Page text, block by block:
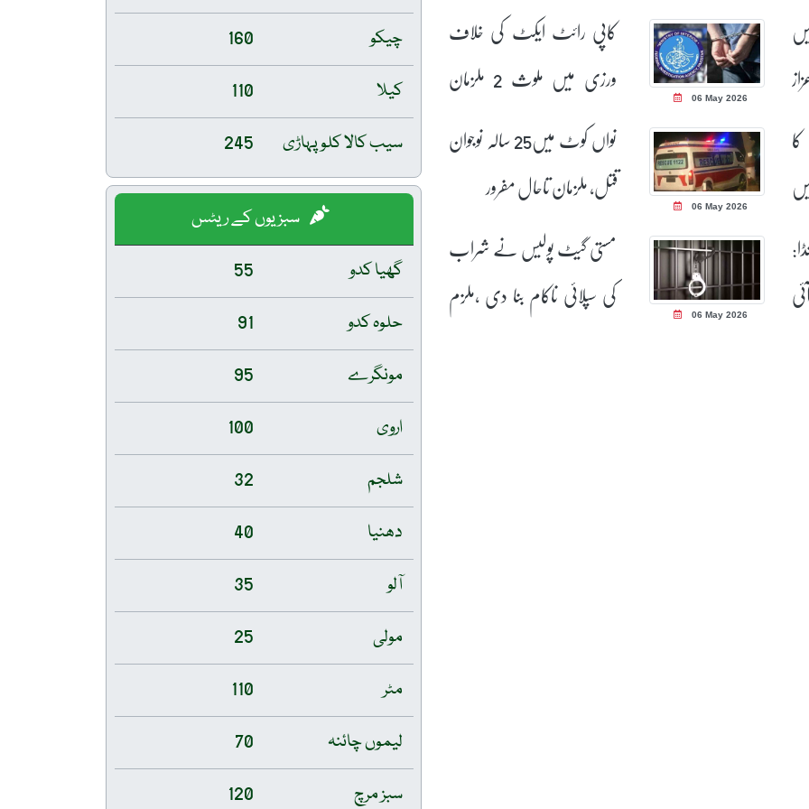
06 May 2026
کاپی رائٹ ایکٹ کی خلاف
ورزی میں ملوث 2 ملزمان
گرفتار
06 May 2026
نواں کوٹ میں25 سالہ نوجوان
قتل، ملزمان تاحال مفرور
06 May 2026
مستی گیٹ پولیس نے شراب
کی سپلائی ناکام بنا دی ،ملزم
چیکو
160
کیلا
110
سیب کالا کلو پہاڑی
245
سبزیوں کے ریٹس
گھیا کدو
55
حلوہ کدو
91
مونگرے
95
اروی
100
شلجم
32
دھنیا
40
آلو
35
مولی
25
مٹر
110
لیموں چائنہ
70
سبز مرچ
120